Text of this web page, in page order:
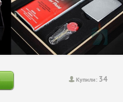
Купили: 34